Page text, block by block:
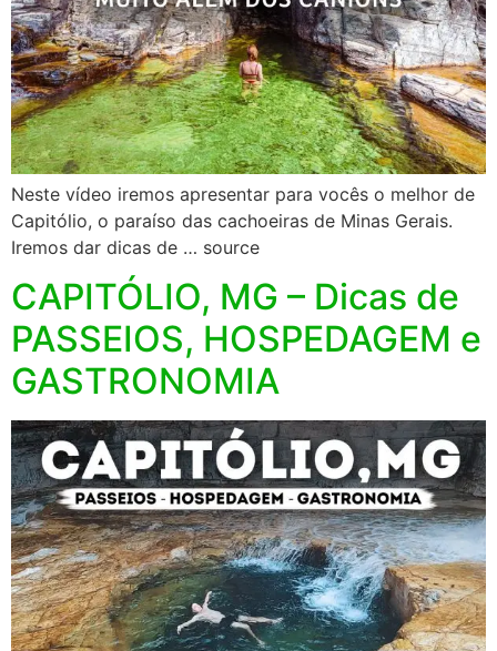
Neste vídeo iremos apresentar para vocês o melhor de
Capitólio, o paraíso das cachoeiras de Minas Gerais.
Iremos dar dicas de … source
CAPITÓLIO, MG – Dicas de
PASSEIOS, HOSPEDAGEM e
GASTRONOMIA